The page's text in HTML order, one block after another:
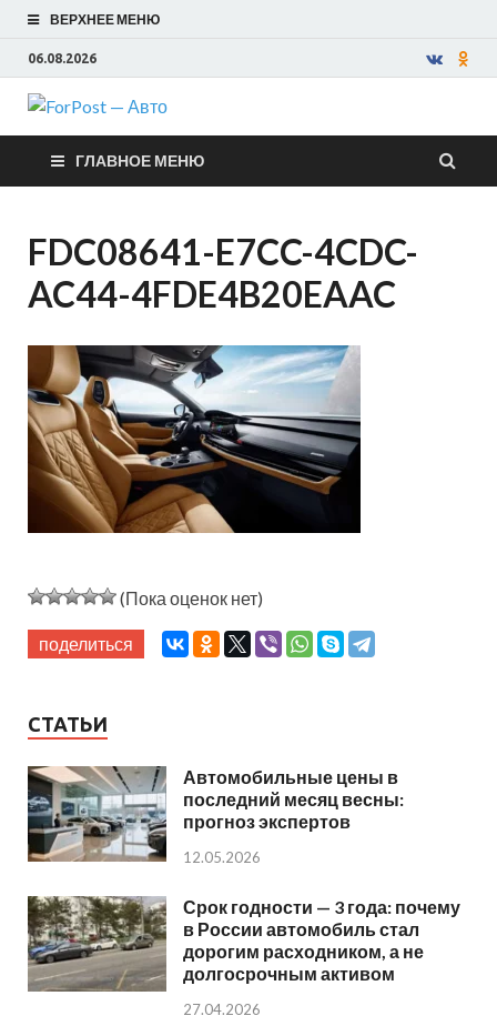
ВЕРХНЕЕ МЕНЮ
06.08.2026
ForPost —
Авто
ГЛАВНОЕ МЕНЮ
FDC08641-E7CC-4CDC-
AC44-4FDE4B20EAAC
(Пока оценок нет)
поделиться
СТАТЬИ
Автомобильные цены в
последний месяц весны:
прогноз экспертов
12.05.2026
Срок годности — 3 года: почему
в России автомобиль стал
дорогим расходником, а не
долгосрочным активом
27.04.2026